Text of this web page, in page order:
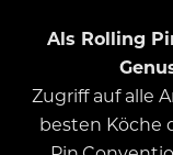
Als Rolling
Zugriff auf alle
besten Köche